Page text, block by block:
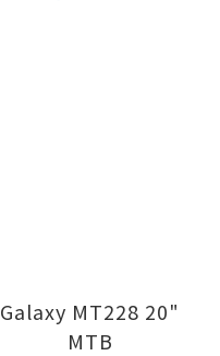
Galaxy MT228 20"
MTB